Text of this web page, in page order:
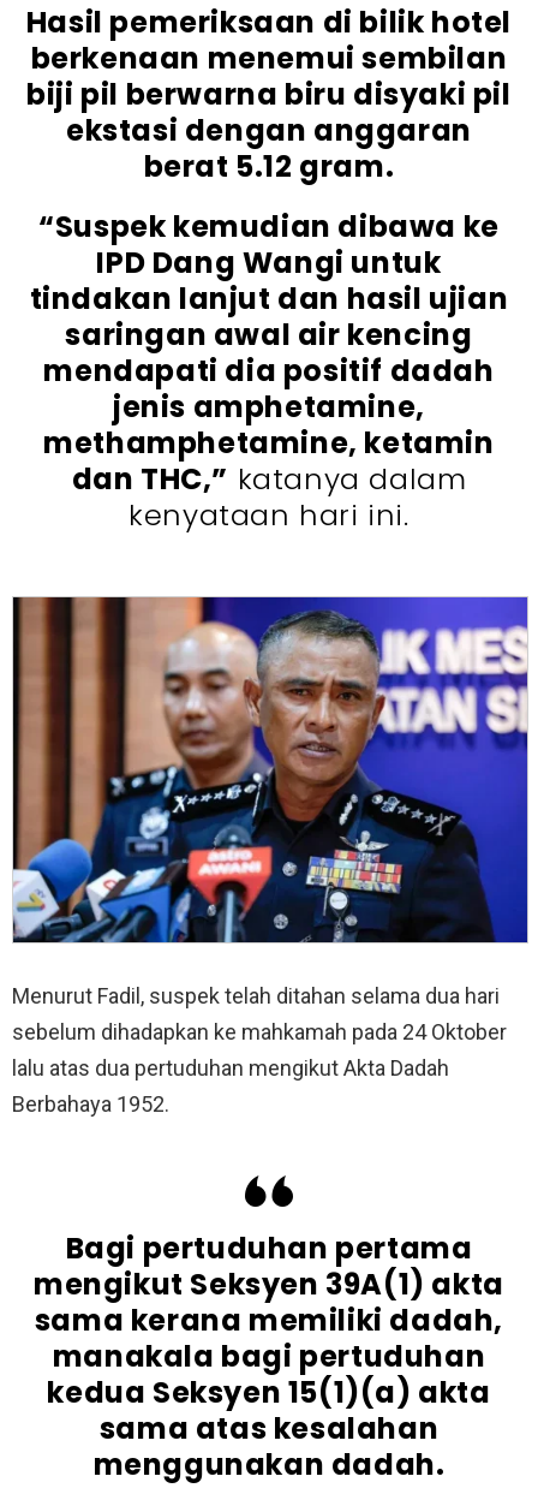
Hasil pemeriksaan di bilik hotel
berkenaan menemui sembilan
biji pil berwarna biru disyaki pil
ekstasi dengan anggaran
berat 5.12 gram.
“Suspek kemudian dibawa ke
IPD Dang Wangi untuk
tindakan lanjut dan hasil ujian
saringan awal air kencing
mendapati dia positif dadah
jenis amphetamine,
methamphetamine, ketamin
dan THC,” katanya dalam
kenyataan hari ini.
Menurut Fadil, suspek telah ditahan selama dua hari
sebelum dihadapkan ke mahkamah pada 24 Oktober
lalu atas dua pertuduhan mengikut Akta Dadah
Berbahaya 1952.
Bagi pertuduhan pertama
mengikut Seksyen 39A(1) akta
sama kerana memiliki dadah,
manakala bagi pertuduhan
kedua Seksyen 15(1)(a) akta
sama atas kesalahan
menggunakan dadah.